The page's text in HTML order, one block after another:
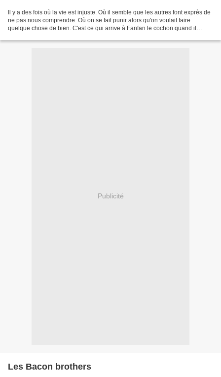
Il y a des fois où la vie est injuste. Où il semble que les autres font exprès de
ne pas nous comprendre. Où on se fait punir alors qu'on voulait faire
quelque chose de bien. C'est ce qui arrive à Fanfan le cochon quand il
Publicité
Les Bacon brothers